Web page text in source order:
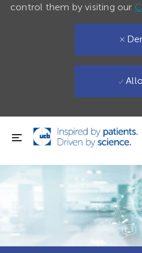
Skip to main content
control them by visiting our